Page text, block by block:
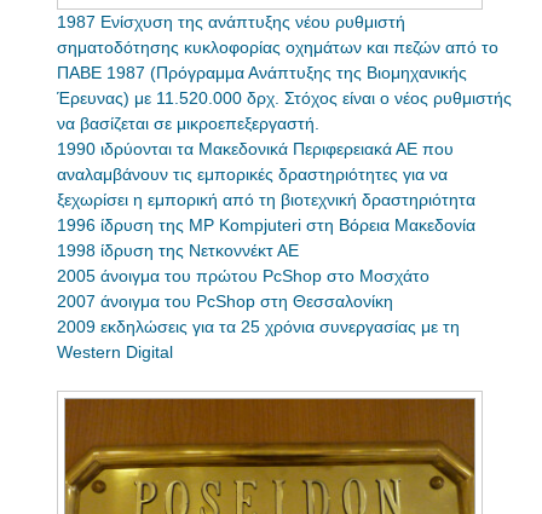
1987 Ενίσχυση της ανάπτυξης νέου ρυθμιστή
σηματοδότησης κυκλοφορίας οχημάτων και πεζών από το
ΠΑΒΕ 1987 (Πρόγραμμα Ανάπτυξης της Βιομηχανικής
Έρευνας) με 11.520.000 δρχ. Στόχος είναι ο νέος ρυθμιστής
να βασίζεται σε μικροεπεξεργαστή.
1990 ιδρύονται τα Μακεδονικά Περιφερειακά ΑΕ που
αναλαμβάνουν τις εμπορικές δραστηριότητες για να
ξεχωρίσει η εμπορική από τη βιοτεχνική δραστηριότητα
1996 ίδρυση της MP Kompjuteri στη Βόρεια Μακεδονία
1998 ίδρυση της Νετκοννέκτ ΑΕ
2005 άνοιγμα του πρώτου PcShop στο Μοσχάτο
2007 άνοιγμα του PcShop στη Θεσσαλονίκη
2009 εκδηλώσεις για τα 25 χρόνια συνεργασίας με τη
Western Digital